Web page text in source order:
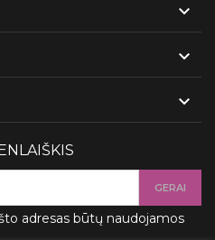



adresas būtų naudojamos